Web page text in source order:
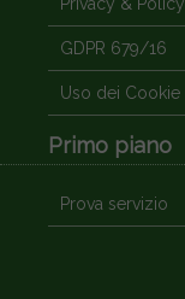
GDPR 679/16
Uso dei Cookie
Primo piano
Prova servizio